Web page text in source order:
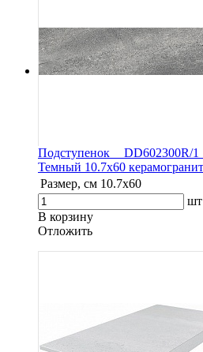
Подступенок
Темный 10.7x60
Размер, см 10.7x60
шт
В корзину
Oтложить